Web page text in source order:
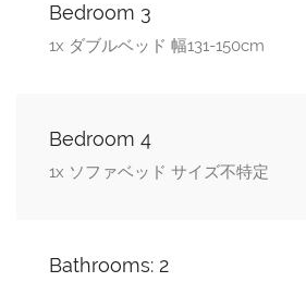
Bedroom 3
1x ダブルベッド 幅131-150cm
Bedroom 4
1x ソファベッド サイズ不特定
Bathrooms: 2